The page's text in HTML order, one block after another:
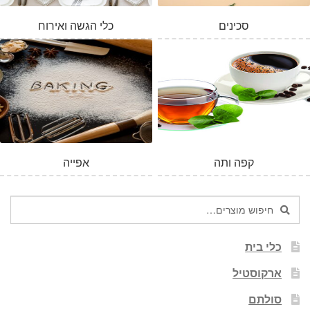
המלאי אזל
כלי הגשה ואירוח סכינים
אפייה קפה ותה
חיפוש
עבור:
חיפוש
כלי בית
ארקוסטיל
סולתם